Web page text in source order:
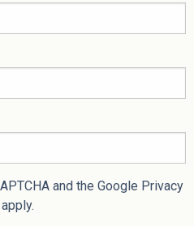
and the Google Privacy
apply.